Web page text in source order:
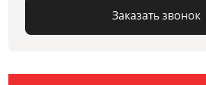
Заказать звонок